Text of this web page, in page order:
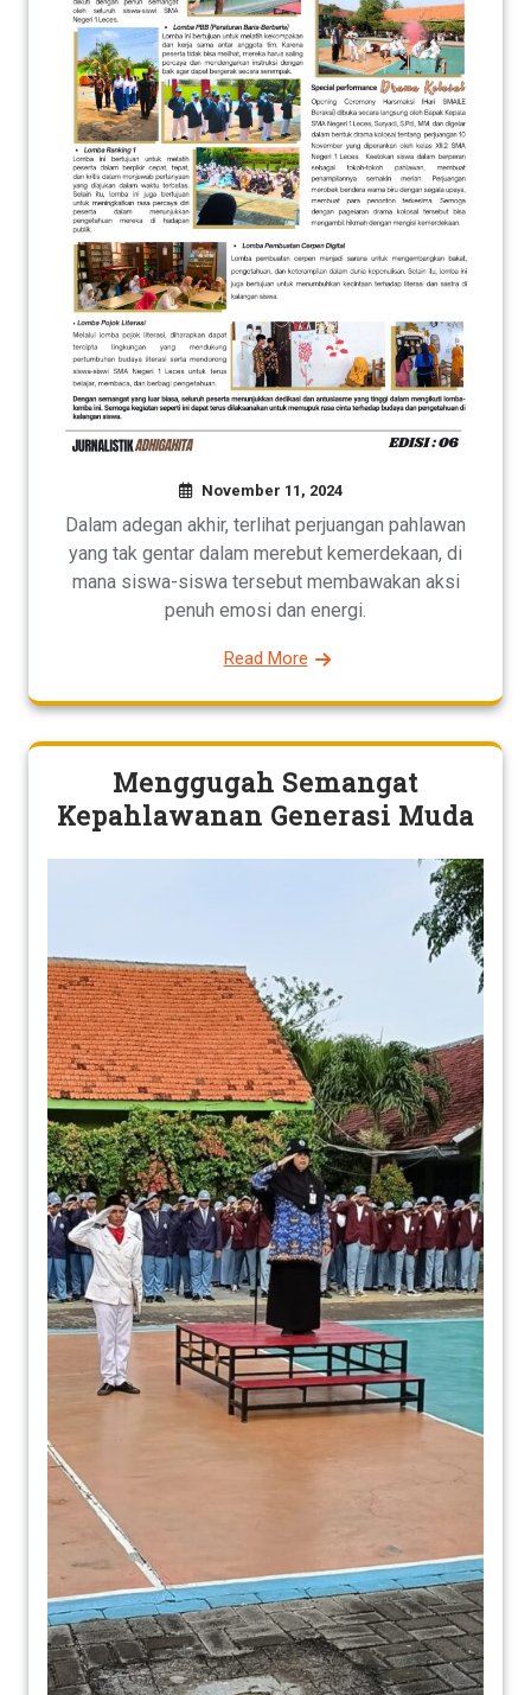
November 11, 2024
Dalam adegan akhir, terlihat perjuangan pahlawan
yang tak gentar dalam merebut kemerdekaan, di
mana siswa-siswa tersebut membawakan aksi
penuh emosi dan energi.
Read More
Menggugah Semangat
Kepahlawanan Generasi Muda